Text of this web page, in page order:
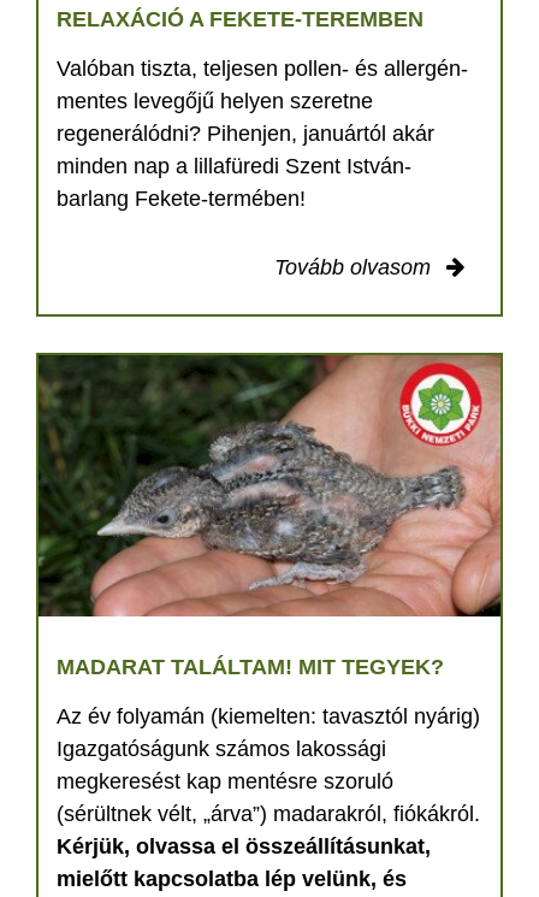
RELAXÁCIÓ A FEKETE-TEREMBEN
Valóban tiszta, teljesen pollen- és allergén-
mentes levegőjű helyen szeretne
regenerálódni? Pihenjen, januártól akár
minden nap a lillafüredi Szent István-
barlang Fekete-termében!
Tovább olvasom
MADARAT TALÁLTAM! MIT TEGYEK?
Az év folyamán (kiemelten: tavasztól nyárig)
Igazgatóságunk számos lakossági
megkeresést kap mentésre szoruló
(sérültnek vélt, „árva”) madarakról, fiókákról.
Kérjük, olvassa el összeállításunkat,
mielőtt kapcsolatba lép velünk, és